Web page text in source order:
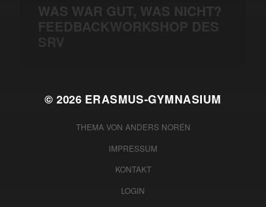
WAS WAR GUT, WAS NICHT?
FEEDBACKWORKSHOP DES
© 2026 ERASMUS-GYMNASIUM
THEMA VON ANDERS NORÉN
IMPRESSUM
KONTAKT
LOGIN